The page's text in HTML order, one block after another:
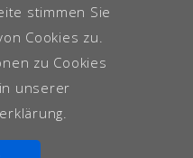
stimmen Sie
Cookies zu.
zu Cookies
unserer